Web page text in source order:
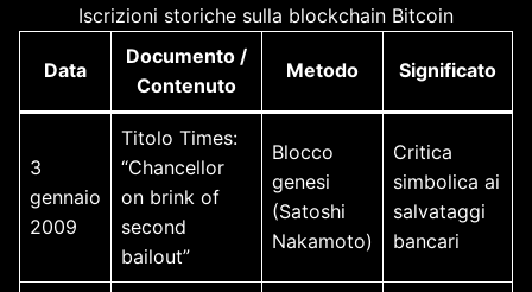
Iscrizioni storiche sulla blockchain Bitcoin
Data
Documento /
Contenuto
Metodo Significato
3
gennaio
2009
Titolo Times:
“Chancellor
on brink of
second
bailout”
Blocco
genesi
(Satoshi
Nakamoto)
Critica
simbolica ai
salvataggi
bancari